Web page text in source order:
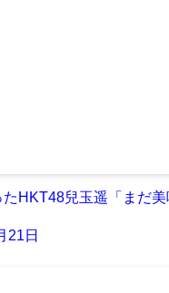
たHKT48兒玉遥「まだ
21日